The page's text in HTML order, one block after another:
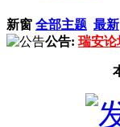
新窗 全部主题 最新
公告: 瑞安论